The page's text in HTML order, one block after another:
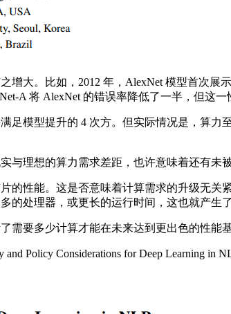
。比如，2012 年，AlexNet 模型首次展
A 将 AlexNet 的错误率降低了一半，但这一
模型提升的 4 次方。但实际情况是，算力
理想的算力需求差距，也许意味着还有未
性能。这是否意味着计算需求的升级无关
的处理器，或更长的运行时间，这也就产生
多少计算才能在未来达到更出色的性能基
Policy Considerations for Deep Learning in